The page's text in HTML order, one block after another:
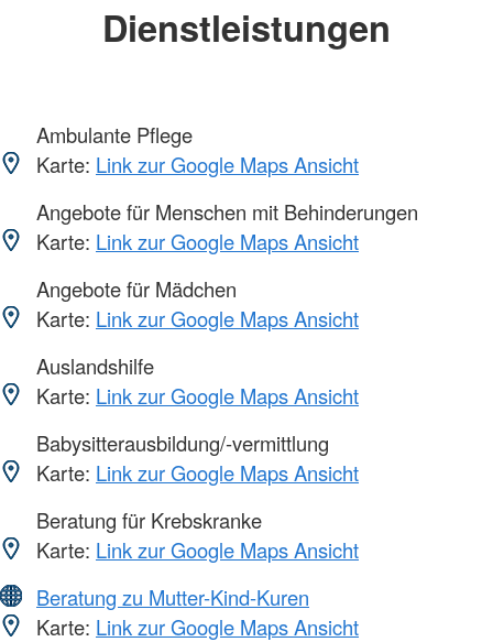
Dienstleistungen
Ambulante Pflege
Karte: Link zur Google Maps Ansicht
Angebote für Menschen mit Behinderungen
Karte: Link zur Google Maps Ansicht
Angebote für Mädchen
Karte: Link zur Google Maps Ansicht
Auslandshilfe
Karte: Link zur Google Maps Ansicht
Babysitterausbildung/-vermittlung
Karte: Link zur Google Maps Ansicht
Beratung für Krebskranke
Karte: Link zur Google Maps Ansicht
Beratung zu Mutter-Kind-Kuren
Karte: Link zur Google Maps Ansicht